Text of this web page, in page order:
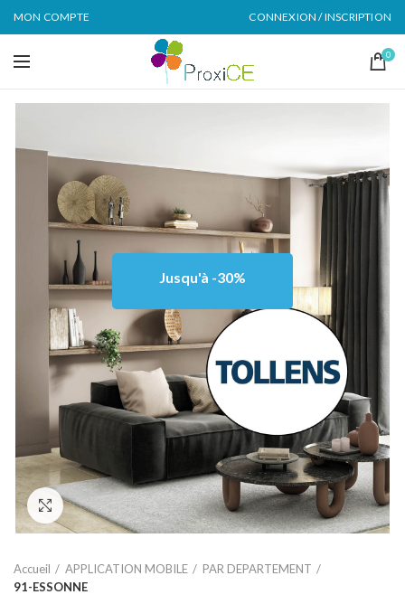
MON COMPTE CONNEXION / INSCRIPTION
0
Click to enlarge
Jusqu'à -30%
Accueil APPLICATION MOBILE
PAR DEPARTEMENT
91-ESSONNE